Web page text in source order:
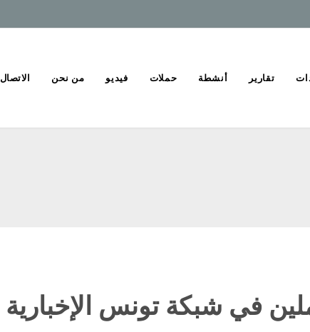
تقارير أنشطة حملات فيديو من نحن الاتصال
في شبكة تونس الإخبارية